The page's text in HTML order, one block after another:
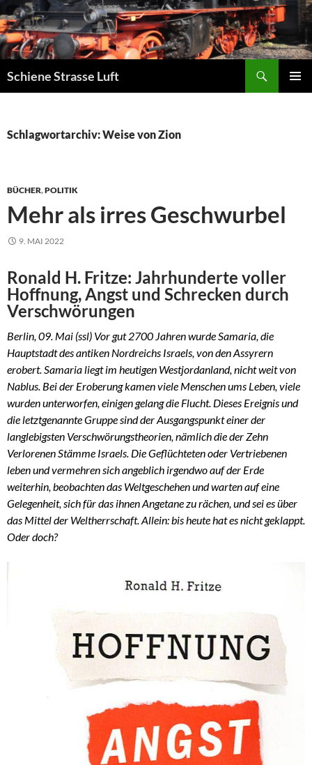
Zum
Inhalt
springen
Schiene Strasse Luft
Schlagwortarchiv: Weise von Zion
BÜCHER,POLITIK
Mehr als irres Geschwurbel
9. MAI 2022
Ronald H. Fritze: Jahrhunderte voller
Hoffnung, Angst und Schrecken durch
Verschwörungen
Berlin, 09. Mai (ssl) Vor gut 2700 Jahren wurde Samaria, die
Hauptstadt des antiken Nordreichs Israels, von den Assyrern
erobert. Samaria liegt im heutigen Westjordanland, nicht weit von
Nablus. Bei der Eroberung kamen viele Menschen ums Leben, viele
wurden unterworfen, einigen gelang die Flucht. Dieses Ereignis und
die letztgenannte Gruppe sind der Ausgangspunkt einer der
langlebigsten Verschwörungstheorien, nämlich die der Zehn
Verlorenen Stämme Israels. Die Geflüchteten oder Vertriebenen
leben und vermehren sich angeblich irgendwo auf der Erde
weiterhin, beobachten das Weltgeschehen und warten auf eine
Gelegenheit, sich für das ihnen Angetane zu rächen, und sei es über
das Mittel der Weltherrschaft. Allein: bis heute hat es nicht geklappt.
Oder doch?